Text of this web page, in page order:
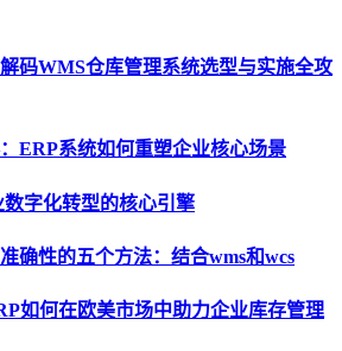
码WMS仓库管理系统选型与实施全攻
ERP系统如何重塑企业核心场景
字化转型的核心引擎
确性的五个方法：结合wms和wcs
如何在欧美市场中助力企业库存管理